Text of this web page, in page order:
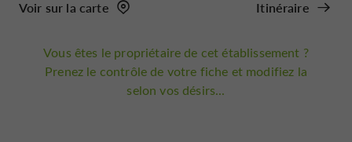
Voir sur la carte Itinéraire
Vous êtes le propriétaire de cet établissement ?
Prenez le contrôle de votre fiche et modifiez la
selon vos désirs...